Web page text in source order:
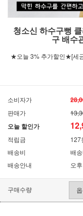
청소신 하수구뻥
구 배수
★오늘 3% 추가할인★[세
소비자가
판매가
오늘 할인가
적립금
127
배송비
배
배송안내
오
구매수량